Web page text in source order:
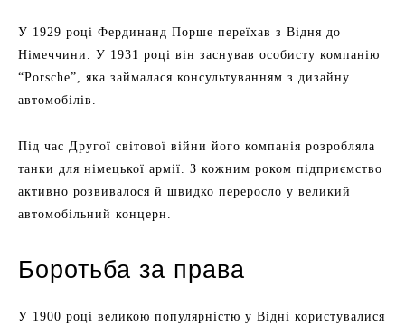
У 1929 році Фердинанд Порше переїхав з Відня до
Німеччини. У 1931 році він заснував особисту компанію
“Porsche”, яка займалася консультуванням з дизайну
автомобілів.
Під час Другої світової війни його компанія розробляла
танки для німецької армії. З кожним роком підприємство
активно розвивалося й швидко переросло у великий
автомобільний концерн.
Боротьба за права
У 1900 році великою популярністю у Відні користувалися